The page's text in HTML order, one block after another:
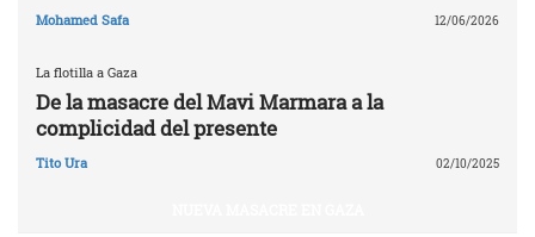
Mohamed Safa 12/06/2026
La flotilla a Gaza
De la masacre del Mavi Marmara a la
complicidad del presente
Tito Ura 02/10/2025